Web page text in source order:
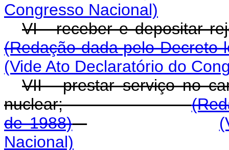
Congresso Nacional)
VI - receber e
(Redação dada pelo
(Vide Ato Declaratório do
VII - prestar serviço no
nuclear;
de 1988)
Nacional)